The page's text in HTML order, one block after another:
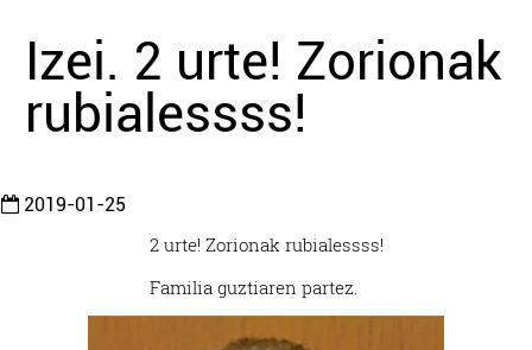
Izei. 2 urte! Zorionak
rubialessss!
2019-01-25
2 urte! Zorionak rubialessss!
Familia guztiaren partez.